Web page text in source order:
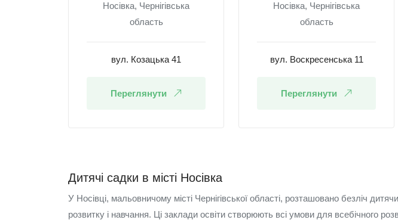
Носівка, Чернігівська
область
вул. Козацька 41
Переглянути
Носівка, Чернігівська
область
вул. Воскресенська 11
Переглянути
Дитячі садки в місті Носівка
У Носівці, мальовничому місті Чернігівської області, розташовано безліч
розвитку і навчання. Ці заклади освіти створюють всі умови для всебічного